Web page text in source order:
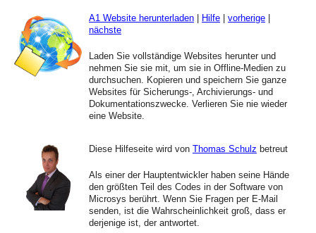
A1 Website herunterladen Hilfe vorherige
nächste
Laden Sie vollständige Websites herunter und
nehmen Sie sie mit, um sie in Offline-Medien zu
durchsuchen. Kopieren und speichern Sie ganze
Websites für Sicherungs-, Archivierungs- und
Dokumentationszwecke. Verlieren Sie nie wieder
eine Website.
Diese Hilfeseite wird von Thomas Schulz betreut
Als einer der Hauptentwickler haben seine Hände
den größten Teil des Codes in der Software von
Microsys berührt. Wenn Sie Fragen per E-Mail
senden, ist die Wahrscheinlichkeit groß, dass er
derjenige ist, der antwortet.